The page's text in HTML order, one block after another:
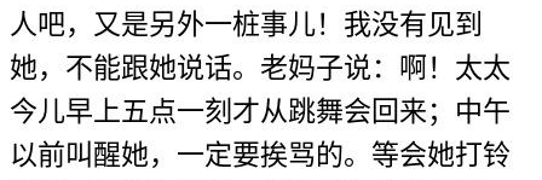
人吧，又是另外一桩事儿！我没有见到
她，不能跟她说话。老妈子说：啊！太太
今儿早上五点一刻才从跳舞会回来；中午
以前叫醒她，一定要挨骂的。等会她打铃